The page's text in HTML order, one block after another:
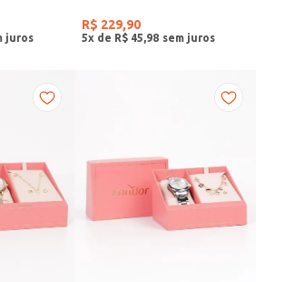
R$ 229,90
5x de R$ 45 98